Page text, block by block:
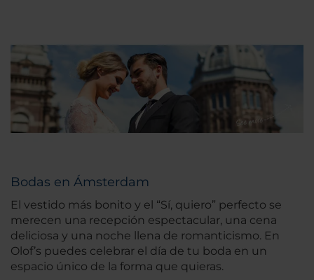
Bodas en Ámsterdam
El vestido más bonito y el “Sí, quiero” perfecto se
merecen una recepción espectacular, una cena
deliciosa y una noche llena de romanticismo. En
Olof’s puedes celebrar el día de tu boda en un
espacio único de la forma que quieras.